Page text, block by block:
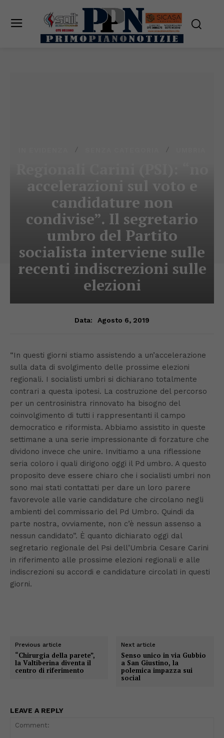
accelerazioni sul voto e
candidature non
condivise”. Il segretario
umbro del Partito
socialista interviene sulle
recenti indiscrezioni sulle
elezioni
Data: Agosto 6, 2019
“In questi giorni stiamo assistendo a un’accelerazione
sulla data di svolgimento delle prossime elezioni
regionali. I socialisti umbri si dichiarano totalmente
contrari a questa ipotesi. La costruzione del percorso
per un centrosinistra rinnovato ha bisogno del
coinvolgimento di tutti i rappresentanti il campo
democratico e riformista. Abbiamo assistito in queste
settimane a una serie impressionante di forzature che
dividono invece che unire. Invitiamo a una riflessione
seria coloro i quali dirigono oggi il Pd umbro. A questo
proposito deve essere chiaro che i socialisti umbri non
sono mai stati contattati per dare un loro parere
favorevole alle varie candidature che circolano negli
ambienti del commissario del Pd Umbro. Quindi da
parte nostra, ovviamente, non c’è nessun assenso a
nessun candidato”. È quanto dichiarato oggi dal
segretario regionale del Psi dell’Umbria Cesare Carini
in riferimento alle prossime elezioni regionali e alle
indiscrezioni su accordi e candidature circolati in questi
giorni.
Previous article
“Chirurgia della parete”,
la Valtiberina diventa il
centro di riferimento
Next article
Senso unico in via Gubbio
a San Giustino, la
polemica impazza sui
social
LEAVE A REPLY